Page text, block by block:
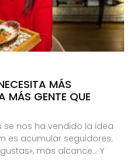
MÁS
MÁS GENTE QUE
se nos ha vendido la idea
es acumular seguidores.
más alcance… Y